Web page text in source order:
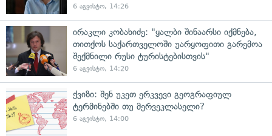
6 აგვისტო, 14:26
ირაკლი კობახიძე: "ყალბი შინაარსი იქმნება,
თითქოს საქართველოში უარყოფითი გარემოა
შექმნილი რუსი ტურისტებისთვის"
6 აგვისტო, 14:20
ქვიზი: შენ უკეთ ერკვევი გეოგრაფიულ
ტერმინებში თუ მერვეკლასელი?
6 აგვისტო, 14:00